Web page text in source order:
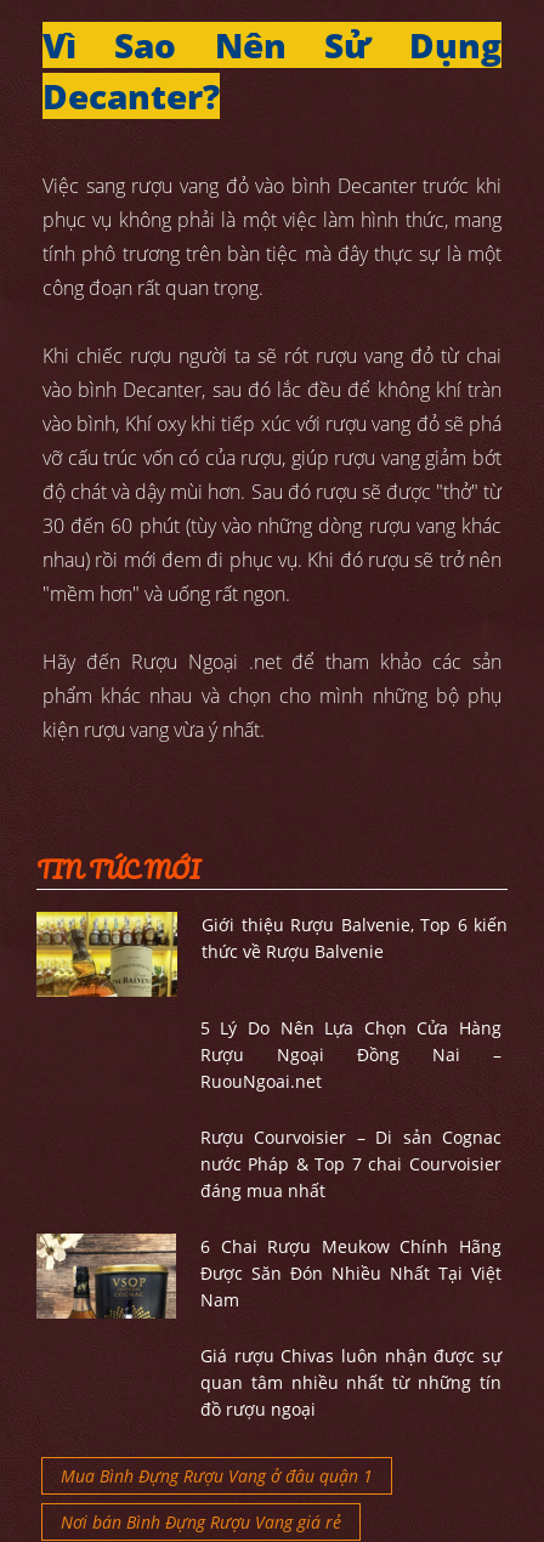
Vì Sao Nên Sử Dụng
Decanter?
Việc sang rượu vang đỏ vào bình Decanter trước khi
phục vụ không phải là một việc làm hình thức, mang
tính phô trương trên bàn tiệc mà đây thực sự là một
công đoạn rất quan trọng.
Khi chiếc rượu người ta sẽ rót rượu vang đỏ từ chai
vào bình Decanter, sau đó lắc đều để không khí tràn
vào bình, Khí oxy khi tiếp xúc với rượu vang đỏ sẽ phá
vỡ cấu trúc vốn có của rượu, giúp rượu vang giảm bớt
độ chát và dậy mùi hơn. Sau đó rượu sẽ được "thở" từ
30 đến 60 phút (tùy vào những dòng rượu vang khác
nhau) rồi mới đem đi phục vụ. Khi đó rượu sẽ trở nên
"mềm hơn" và uống rất ngon.
Hãy đến Rượu Ngoại .net để tham khảo các sản
phẩm khác nhau và chọn cho mình những bộ phụ
kiện rượu vang vừa ý nhất.
TIN TỨC MỚI
Giới thiệu Rượu Balvenie, Top 6 kiến
thức về Rượu Balvenie
5 Lý Do Nên Lựa Chọn Cửa Hàng
Rượu Ngoại Đồng Nai –
RuouNgoai.net
Rượu Courvoisier – Di sản Cognac
nước Pháp & Top 7 chai Courvoisier
đáng mua nhất
6 Chai Rượu Meukow Chính Hãng
Được Săn Đón Nhiều Nhất Tại Việt
Nam
Giá rượu Chivas luôn nhận được sự
quan tâm nhiều nhất từ những tín
đồ rượu ngoại
Mua Bình Đựng Rượu Vang ở đâu quận 1
Nơi bán Bình Đựng Rượu Vang giá rẻ